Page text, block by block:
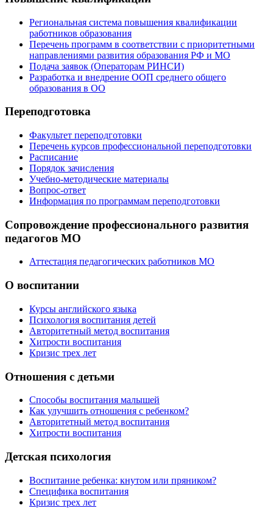
Региональная система повышения квалификации
работников образования
Перечень программ в соответствии с приоритетными
направлениями развития образования РФ и МО
Подача заявок (Операторам РИНСИ)
Разработка и внедрение ООП среднего общего
образования в ОО
Переподготовка
Факультет переподготовки
Перечень курсов профессиональной переподготовки
Расписание
Порядок зачисления
Учебно-методические материалы
Вопрос-ответ
Информация по программам переподготовки
Сопровождение профессионального развития
педагогов МО
Аттестация педагогических работников МО
О воспитании
Курсы английского языка
Психология воспитания детей
Авторитетный метод воспитания
Хитрости воспитания
Кризис трех лет
Отношения с детьми
Способы воспитания малышей
Как улучшить отношения с ребенком?
Авторитетный метод воспитания
Хитрости воспитания
Детская психология
Воспитание ребенка: кнутом или пряником?
Специфика воспитания
Кризис трех лет